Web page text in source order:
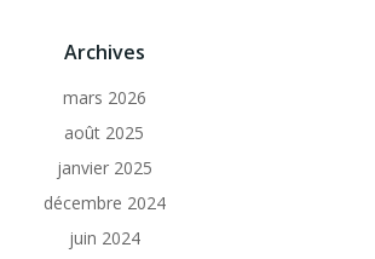
Archives
mars 2026
août 2025
janvier 2025
décembre 2024
juin 2024